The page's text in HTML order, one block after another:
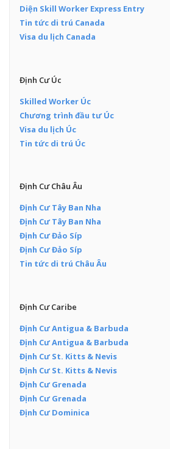
Diện Skill Worker Express Entry
Tin tức di trú Canada
Visa du lịch Canada
Định Cư Úc
Skilled Worker Úc
Chương trình đầu tư Úc
Visa du lịch Úc
Tin tức di trú Úc
Định Cư Châu Âu
Định Cư Tây Ban Nha
Định Cư Tây Ban Nha
Định Cư Đảo Síp
Định Cư Đảo Síp
Tin tức di trú Châu Âu
Định Cư Caribe
Định Cư Antigua & Barbuda
Định Cư Antigua & Barbuda
Định Cư St. Kitts & Nevis
Định Cư St. Kitts & Nevis
Định Cư Grenada
Định Cư Grenada
Định Cư Dominica